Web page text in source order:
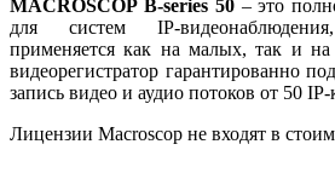
MACROSCOP B-series 50– это
для систем IP-
применяется как на малых, так и
видеорегистратор гарантированно
запись видео и аудио потоков от 50 IP-
Лицензии Macroscop не входят в